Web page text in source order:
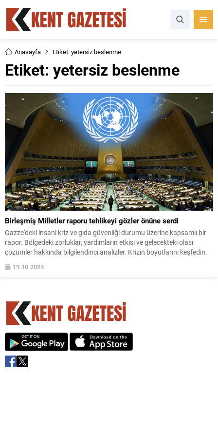
Anasayfa Etiket: yetersiz beslenme
Etiket: yetersiz beslenme
Birleşmiş Milletler raporu tehlikeyi gözler önüne serdi
Gazze'deki insani kriz ve gıda güvenliği durumu üzerine kapsamlı bir
rapor. Bölgedeki zorluklar, yardımların etkisi ve gelecekteki olası
çözümler hakkında bilgilendirici analizler. Krizin boyutlarını keşfedin.
19.10.2024